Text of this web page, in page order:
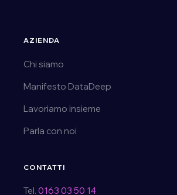
AZIENDA
Chi siamo
Manifesto DataDeep
Lavoriamo insieme
Parla con noi
CONTATTI
Tel. 0163 03 50 14